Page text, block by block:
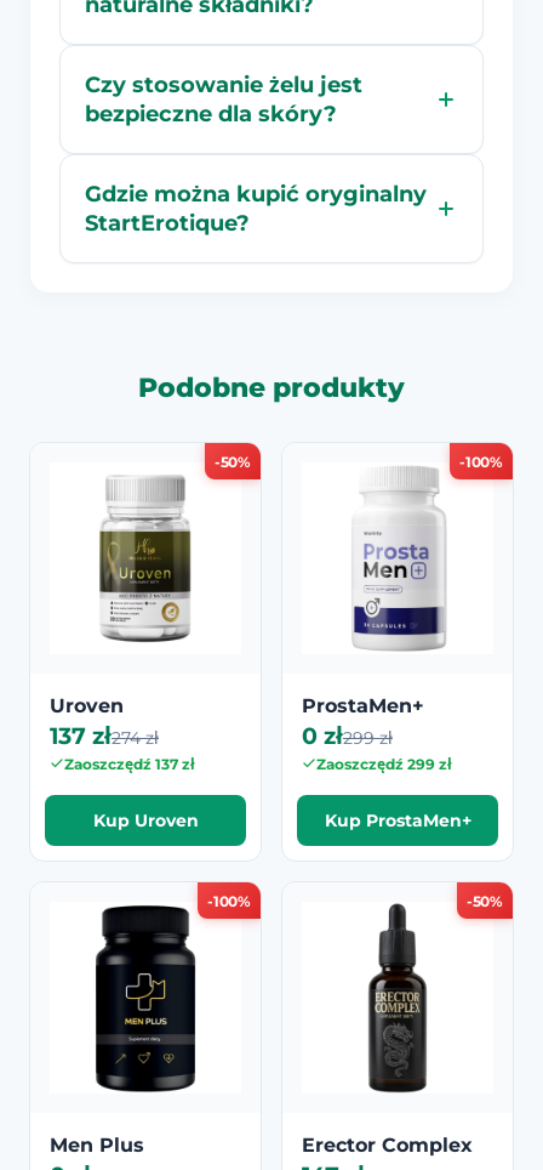
Czy stosowanie żelu jest
bezpieczne dla skóry?
Gdzie można kupić oryginalny
StartErotique?
Podobne produkty
-50%
Uroven
137 zł274 zł
Zaoszczędź 137 zł
Kup Uroven
-100%
ProstaMen+
0 zł299 zł
Zaoszczędź 299 zł
Kup ProstaMen+
-100%
Men Plus
-50%
Erector Complex